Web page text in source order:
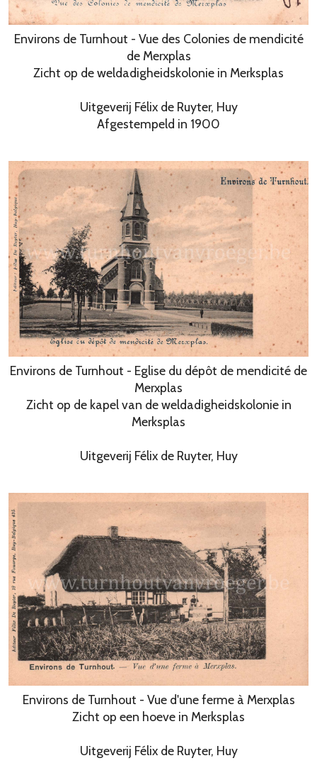
Environs de Turnhout - Vue des Colonies de mendicité
de Merxplas
Zicht op de weldadigheidskolonie in Merksplas
Uitgeverij Félix de Ruyter, Huy
Afgestempeld in 1900
Environs de Turnhout - Eglise du dépôt de mendicité de
Merxplas
Zicht op de kapel van de weldadigheidskolonie in
Merksplas
Uitgeverij Félix de Ruyter, Huy
Environs de Turnhout - Vue d'une ferme à Merxplas
Zicht op een hoeve in Merksplas
Uitgeverij Félix de Ruyter, Huy